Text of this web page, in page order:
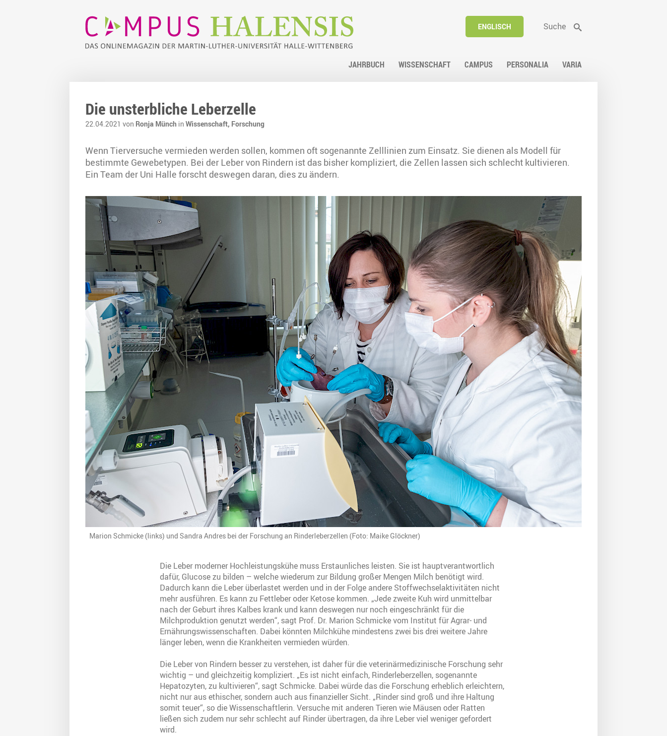
ENGLISCH Suche
JAHRBUCH WISSENSCHAFT CAMPUS PERSONALIA VARIA
Die unsterbliche Leberzelle
22.04.2021 von Ronja Münch in Wissenschaft, Forschung
Wenn Tierversuche vermieden werden sollen, kommen oft sogenannte Zelllinien zum Einsatz. Sie dienen als Modell für
bestimmte Gewebetypen. Bei der Leber von Rindern ist das bisher kompliziert, die Zellen lassen sich schlecht kultivieren.
Ein Team der Uni Halle forscht deswegen daran, dies zu ändern.
Marion Schmicke (links) und Sandra Andres bei der Forschung an Rinderleberzellen (Foto: Maike Glöckner)
Die Leber moderner Hochleistungskühe muss Erstaunliches leisten. Sie ist hauptverantwortlich
dafür, Glucose zu bilden – welche wiederum zur Bildung großer Mengen Milch benötigt wird.
Dadurch kann die Leber überlastet werden und in der Folge andere Stoffwechselaktivitäten nicht
mehr ausführen. Es kann zu Fettleber oder Ketose kommen. „Jede zweite Kuh wird unmittelbar
nach der Geburt ihres Kalbes krank und kann deswegen nur noch eingeschränkt für die
Milchproduktion genutzt werden“, sagt Prof. Dr. Marion Schmicke vom Institut für Agrar- und
Ernährungswissenschaften. Dabei könnten Milchkühe mindestens zwei bis drei weitere Jahre
länger leben, wenn die Krankheiten vermieden würden.
Die Leber von Rindern besser zu verstehen, ist daher für die veterinärmedizinische Forschung sehr
wichtig – und gleichzeitig kompliziert. „Es ist nicht einfach, Rinderleberzellen, sogenannte
Hepatozyten, zu kultivieren“, sagt Schmicke. Dabei würde das die Forschung erheblich erleichtern,
nicht nur aus ethischer, sondern auch aus finanzieller Sicht. „Rinder sind groß und ihre Haltung
somit teuer“, so die Wissenschaftlerin. Versuche mit anderen Tieren wie Mäusen oder Ratten
ließen sich zudem nur sehr schlecht auf Rinder übertragen, da ihre Leber viel weniger gefordert
wird.